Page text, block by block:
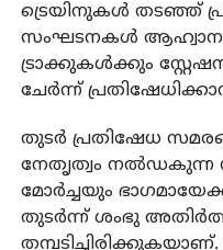
ട്രെയിനുകള്‍ തടഞ്ഞ്
സംഘടനകള്‍ ആഹ്വാനം
ട്രാക്കുകള്‍ക്കും
ചേര്‍ന്ന്
തുടര്‍ പ്രതിഷേധ
നേതൃത്വം നല്‍ഡകുന്ന
മോര്‍ച്ചയും
തുടര്‍ന്ന് ശംഭു